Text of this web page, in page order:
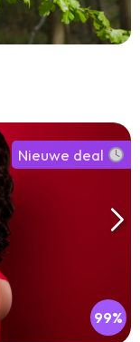
Nieuwe deal
99%